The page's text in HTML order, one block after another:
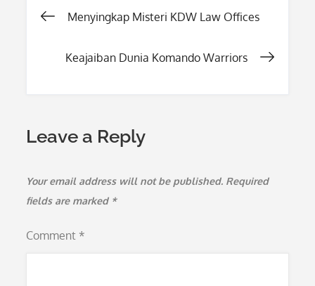
Post
navigation
Menyingkap Misteri KDW Law Offices
Keajaiban Dunia Komando Warriors
Leave a Reply
Your email address will not be published. Required
fields are marked *
Comment *